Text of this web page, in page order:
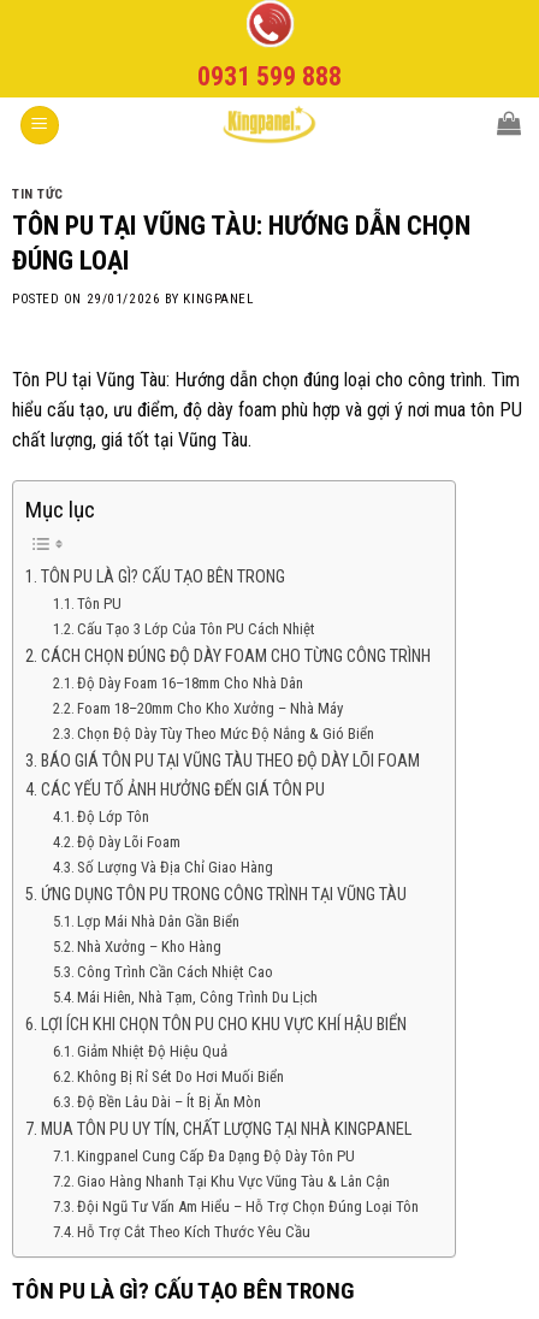
0931 599 888
TIN TỨC
TÔN PU TẠI VŨNG TÀU: HƯỚNG DẪN CHỌN
ĐÚNG LOẠI
POSTED ON 29/01/2026 BY KINGPANEL
Tôn PU tại Vũng Tàu: Hướng dẫn chọn đúng loại cho công trình. Tìm
hiểu cấu tạo, ưu điểm, độ dày foam phù hợp và gợi ý nơi mua tôn PU
chất lượng, giá tốt tại Vũng Tàu.
Mục lục
TÔN PU LÀ GÌ? CẤU TẠO BÊN TRONG
Tôn PU
Cấu Tạo 3 Lớp Của Tôn PU Cách Nhiệt
CÁCH CHỌN ĐÚNG ĐỘ DÀY FOAM CHO TỪNG CÔNG TRÌNH
Độ Dày Foam 16–18mm Cho Nhà Dân
Foam 18–20mm Cho Kho Xưởng – Nhà Máy
Chọn Độ Dày Tùy Theo Mức Độ Nắng & Gió Biển
BÁO GIÁ TÔN PU TẠI VŨNG TÀU THEO ĐỘ DÀY LÕI FOAM
CÁC YẾU TỐ ẢNH HƯỞNG ĐẾN GIÁ TÔN PU
Độ Lớp Tôn
Độ Dày Lõi Foam
Số Lượng Và Địa Chỉ Giao Hàng
ỨNG DỤNG TÔN PU TRONG CÔNG TRÌNH TẠI VŨNG TÀU
Lợp Mái Nhà Dân Gần Biển
Nhà Xưởng – Kho Hàng
Công Trình Cần Cách Nhiệt Cao
Mái Hiên, Nhà Tạm, Công Trình Du Lịch
LỢI ÍCH KHI CHỌN TÔN PU CHO KHU VỰC KHÍ HẬU BIỂN
Giảm Nhiệt Độ Hiệu Quả
Không Bị Rỉ Sét Do Hơi Muối Biển
Độ Bền Lâu Dài – Ít Bị Ăn Mòn
MUA TÔN PU UY TÍN, CHẤT LƯỢNG TẠI NHÀ KINGPANEL
Kingpanel Cung Cấp Đa Dạng Độ Dày Tôn PU
Giao Hàng Nhanh Tại Khu Vực Vũng Tàu & Lân Cận
Đội Ngũ Tư Vấn Am Hiểu – Hỗ Trợ Chọn Đúng Loại Tôn
Hỗ Trợ Cắt Theo Kích Thước Yêu Cầu
TÔN PU LÀ GÌ? CẤU TẠO BÊN TRONG